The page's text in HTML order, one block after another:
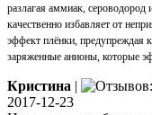
разлагая аммиак, сероводород
качественно избавляет от
эффект плёнки, предупреждая
заряженные анионы, которые
Кристина |
2017-12-23